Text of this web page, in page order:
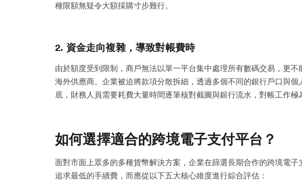
種限額無疑令大額採購寸步難行。
2. 資金走向複雜，導致對帳費時
由於額度受到限制，商戶無法以單一平台集中處理所有數碼交易，更不
海外供應商。企業被迫將款項分散拆細，透過多個不同的銀行戶口與個
底，財務人員需要耗費大量時間逐筆核對截圖與銀行流水，對帳工作極
如何選擇適合的跨境電子支付平台？
面對市面上眾多的多種貨幣解決方案，企業在篩選長期合作的跨境電子
追求最低的手續費，而應從以下五大核心維度進行綜合評估：